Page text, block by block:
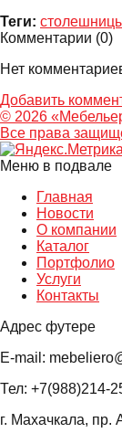
Теги:
Комментарии (0)
Нет
Добавить
© 2026
Bce права
Меню в подвале
Главная
Новости
О компании
Каталог
Портфолио
Услуги
Контакты
Адрес футере
E-mail:
Тел: +7(988)214-
г. Махачкала, пр.